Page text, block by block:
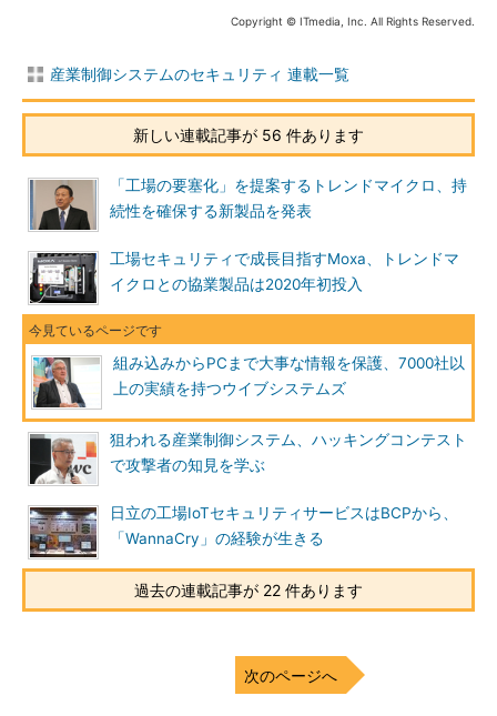
Copyright © ITmedia, Inc. All Rights Reserved.
産業制御システムのセキュリティ 連載一覧
新しい連載記事が 56 件あります
「工場の要塞化」を提案するトレンドマイクロ、持
続性を確保する新製品を発表
工場セキュリティで成長目指すMoxa、トレンドマ
イクロとの協業製品は2020年初投入
組み込みからPCまで大事な情報を保護、7000社以
上の実績を持つウイブシステムズ
狙われる産業制御システム、ハッキングコンテスト
で攻撃者の知見を学ぶ
日立の工場IoTセキュリティサービスはBCPから、
「WannaCry」の経験が生きる
過去の連載記事が 22 件あります
次のページへ